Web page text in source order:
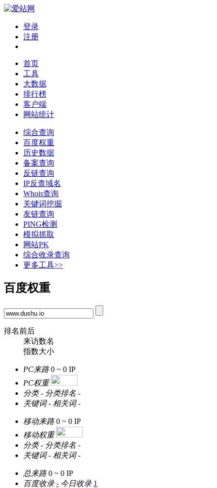
登录
注册
首页
工具
大数据
排行榜
客户端
网站统计
综合查询
百度权重
历史数据
备案查询
反链查询
IP反查域名
Whois查询
关键词挖掘
友链查询
PING检测
模拟抓取
网站PK
综合收录查询
更多工具>>
百度权重
排名前后
来访数名
指数大小
PC来路 0 ~ 0 IP
PC权重
分类 - 分类排名 -
关键词 - 相关词 -
移动来路 0 ~ 0 IP
移动权重
分类 - 分类排名 -
关键词 - 相关词 -
总来路 0 ~ 0 IP
百度收录 - 今日收录 1